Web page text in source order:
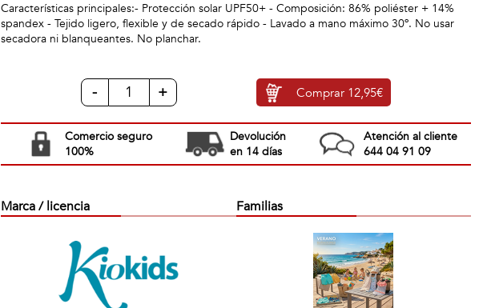
Características principales:- Protección solar UPF50+ - Composición: 86% poliéster + 14%
spandex - Tejido ligero, flexible y de secado rápido - Lavado a mano máximo 30º. No usar
secadora ni blanqueantes. No planchar.
- + Comprar 12,95€
Comercio seguro
100%
Devolución
en 14 días
Atención al cliente
644 04 91 09
Marca / licencia Familias